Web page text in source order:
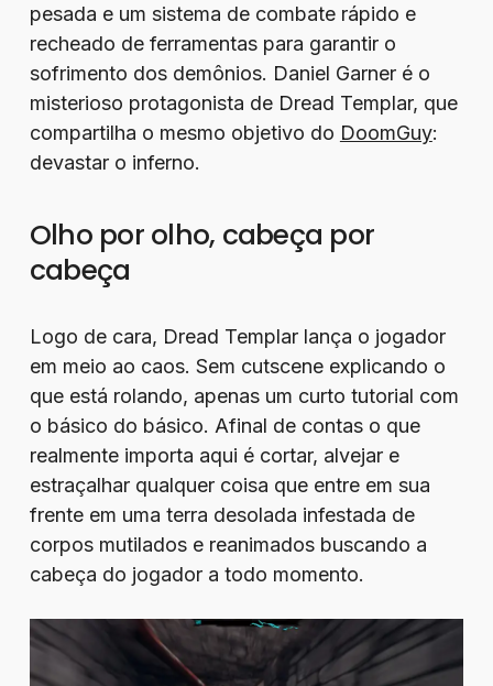
pesada e um sistema de combate rápido e
recheado de ferramentas para garantir o
sofrimento dos demônios. Daniel Garner é o
misterioso protagonista de Dread Templar, que
compartilha o mesmo objetivo do DoomGuy:
devastar o inferno.
Olho por olho, cabeça por
cabeça
Logo de cara, Dread Templar lança o jogador
em meio ao caos. Sem cutscene explicando o
que está rolando, apenas um curto tutorial com
o básico do básico. Afinal de contas o que
realmente importa aqui é cortar, alvejar e
estraçalhar qualquer coisa que entre em sua
frente em uma terra desolada infestada de
corpos mutilados e reanimados buscando a
cabeça do jogador a todo momento.